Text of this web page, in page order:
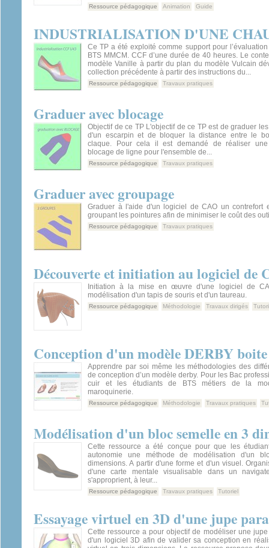
Ressource pédagogique Animation Guide
INDUSTRIALISATION D'UNE
Ce TP a été exploité comme support pour
BTS MMCM. CCF d’une durée de 40 heures. Le
modèle Vanille à partir du plan du modèle Vulcain
collection précédente à partir des instructions du...
Ressource pédagogique Travaux pratiques
Graduer avec blocage
Objectif de ce TP L'objectif de ce TP est de graduer
d'un escarpin et de bloquer la distance entre le
claque. Pour cela il est demandé de réaliser une
blocage de ligne pour l'ensemble de...
Ressource pédagogique Travaux pratiques
Graduer avec groupage
Graduer à l'aide d'un logiciel de CAO un contrefort
groupant les pointures afin de minimiser le coût des
Ressource pédagogique Travaux pratiques
Découverte et initiation au logiciel de
Initiation à la mise en œuvre d'une logiciel de
modélisation d'un tapis de souris et d'un taureau.
Ressource pédagogique Méthodologie Travaux dirigés
Conception d'un modèle DERBY
Apprendre par soi même les méthodologies des
de conception d’un modèle derby. Pour les Bac
cuir et les étudiants de BTS métiers de la
maroquinerie.
Ressource pédagogique Méthodologie Travaux pratiques
Modélisation d'un bloc semelle en 3
Cette ressource a été conçue pour que les
autonomie une méthode de modélisation d'un
dimensions. A partir d'une forme et d'un visuel.
d'une carte mentale visualisable dans un
s'approprient, à leur...
Ressource pédagogique Travaux pratiques Tutoriel
Essayage virtuel en 3D d'une jupe
Cette ressource a pour objectif de modéliser une
d'un logiciel 3D afin de valider sa conception en